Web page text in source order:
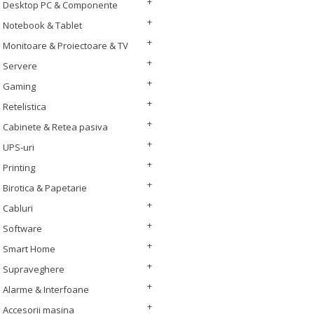
Desktop PC & Componente
Notebook & Tablet
Monitoare & Proiectoare & TV
Servere
Gaming
Retelistica
Cabinete & Retea pasiva
UPS-uri
Printing
Birotica & Papetarie
Cabluri
Software
Smart Home
Supraveghere
Alarme & Interfoane
Accesorii masina